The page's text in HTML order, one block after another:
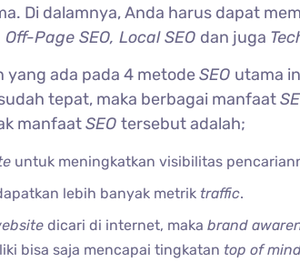
Di dalamnya, Anda harus dapat
Page SEO, Local SEO dan juga
yang ada pada 4 metodeSEO utama
tepat, maka berbagai manfaat
manfaatSEO tersebut adalah;
untuk meningkatkan visibilitas
lebih banyak metrik traffic.
dicari di internet, maka brand
bisa saja mencapai tingkatan top of